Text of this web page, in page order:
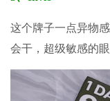
这个牌子一点异物
会干，超级敏感的眼